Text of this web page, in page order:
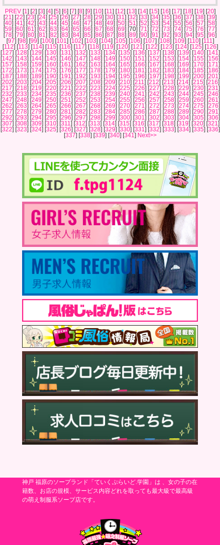
PREV[1] [2] [3] [4] [5] [6] [7] [8] [9] [10] [11] [12] [13] [14] [15] [16] [17] [18] [19] [20]
[21] [22] [23] [24] [25] [26] [27] [28] [29] [30] [31] [32] [33] [34] [35] [36] [37] [38] [39]
[40] [41] [42] [43] [44] [45] [46] [47] [48] [49] [50] [51] [52] [53] [54] [55] [56] [57] [58]
[59] [60] [61] [62] [63] [64] [65] [66] [67] [68] [69] [70] [71] [72] [73] [74] [75] [76] [77]
[78] [79] [80] [81] [82] [83] [84] [85] [86] [87] [88] [89] [90] [91] [92] [93] [94] [95] [96]
[97] [98] [99] [100] [101] [102] [103] [104] [105] [106] [107] [108] [109] [110] [111]
[112] [113] [114] [115] [116] [117] [118] [119] [120] [121] [122] [123] [124] [125] [126]
[127] [128] [129] [130] [131] [132] [133] [134] [135] [136] [137] [138] [139] [140] [141]
[142] [143] [144] [145] [146] [147] [148] [149] [150] [151] [152] [153] [154] [155] [156]
[157] [158] [159] [160] [161] [162] [163] [164] [165] [166] [167] [168] [169] [170] [171]
[172] [173] [174] [175] [176] [177] [178] [179] [180] [181] [182] [183] [184] [185] [186]
[187] [188] [189] [190] [191] [192] [193] [194] [195] [196] [197] [198] [199] [200] [201]
[202] [203] [204] [205] [206] [207] [208] [209] [210] [211] [212] [213] [214] [215] [216]
[217] [218] [219] [220] [221] [222] [223] [224] [225] [226] [227] [228] [229] [230] [231]
[232] [233] [234] [235] [236] [237] [238] [239] [240] [241] [242] [243] [244] [245] [246]
[247] [248] [249] [250] [251] [252] [253] [254] [255] [256] [257] [258] [259] [260] [261]
[262] [263] [264] [265] [266] [267] [268] [269] [270] [271] [272] [273] [274] [275] [276]
[277] [278] [279] [280] [281] [282] [283] [284] [285] [286] [287] [288] [289] [290] [291]
[292] [293] [294] [295] [296] [297] [298] [299] [300] [301] [302] [303] [304] [305] [306]
[307] [308] [309] [310] [311] [312] [313] [314] [315] [316] [317] [318] [319] [320] [321]
[322] [323] [324] [325] [326] [327] [328] [329] [330] [331] [332] [333] [334] [335] [336]
[337] [338] [339] [340] [341] Next>>
神戸 福原のソープランド「ていくぷらいど.学園」は 、女の子の在
籍数、お店の規模、サービス内容どれを取っても最大級で最高級
の萌え制服系ソープ店です。